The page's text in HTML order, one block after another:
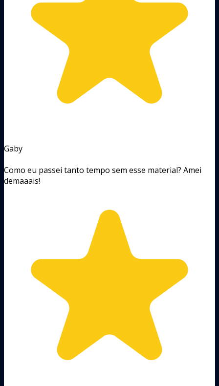
Gaby
Como eu passei tanto tempo sem esse material? Amei
demaaais!